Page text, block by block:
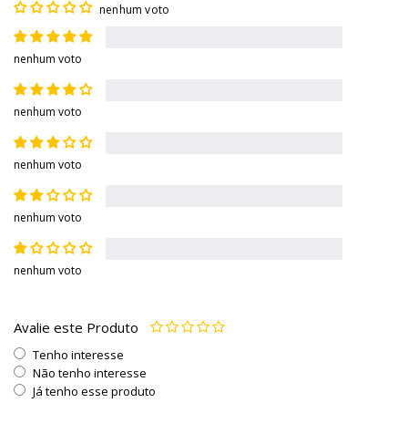
nenhum voto
nenhum voto
nenhum voto
nenhum voto
nenhum voto
nenhum voto
Avalie este Produto
Tenho interesse
Não tenho interesse
Já tenho esse produto